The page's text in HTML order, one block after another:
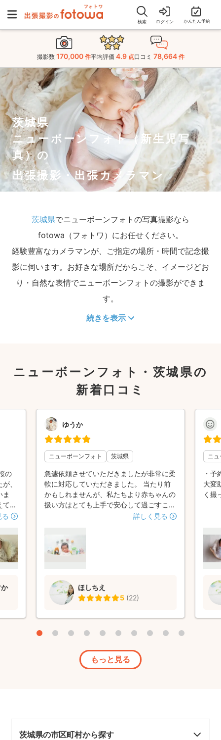
検索 ログイン かんたん予約
撮影数 170,000 件平均評価 4.9 点口コミ 78,664 件
茨城県
ニューボーンフォト（新生児写
真）の
出張撮影・出張カメラマン
茨城県でニューボーンフォトの写真撮影なら
fotowa（フォトワ）にお任せください。
経験豊富なカメラマンが、ご指定の場所・時間で記念撮
影に伺います。お好きな場所だからこそ、イメージどお
り・自然な表情でニューボーンフォトの撮影ができま
す。
続きを表示
ニューボーンフォト・茨城県の
新着口コミ
の
、
ま
て無
やし
て
して
って
確
ゆうか
ニューボーンフォト 茨城県
急遽依頼させていただきましたが非常に柔
軟に対応していただきました。 当たり前
かもしれませんが、私たちより赤ちゃんの
扱い方はとても上手で安心して過ごすこと
ができました。 写真も本当に可愛くて、
詳しく見る
ほしちえ
5 (22)
ニ
・
大変
く撮
もっと見る
茨城県の市区町村から探す